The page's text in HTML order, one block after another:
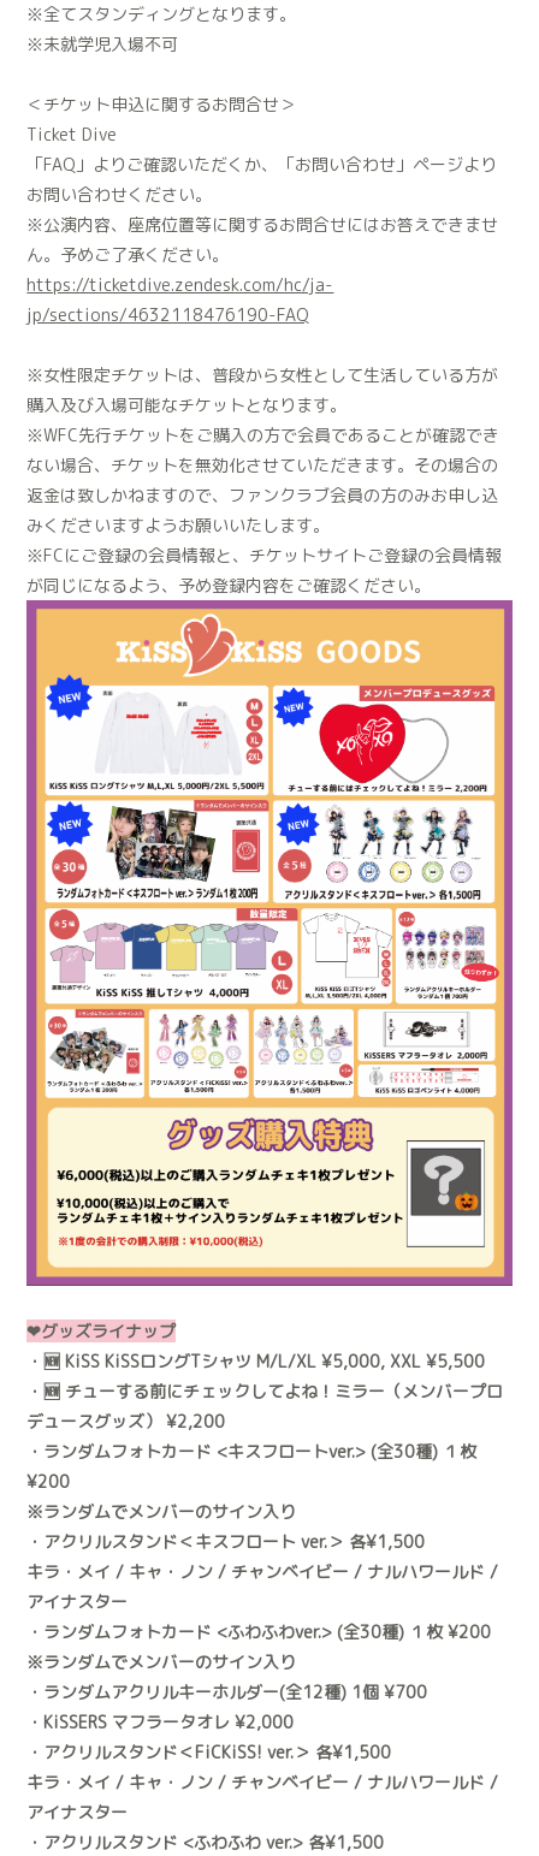
※全てスタンディングとなります。
※未就学児入場不可
＜チケット申込に関するお問合せ＞
Ticket Dive
「FAQ」よりご確認いただくか、「お問い合わせ」ページより
お問い合わせください。
※公演内容、座席位置等に関するお問合せにはお答えできませ
ん。予めご了承ください。
https://ticketdive.zendesk.com/hc/ja-
jp/sections/4632118476190-FAQ
※女性限定チケットは、普段から女性として生活している方が
購入及び入場可能なチケットとなります。
※WFC先行チケットをご購入の方で会員であることが確認でき
ない場合、チケットを無効化させていただきます。その場合の
返金は致しかねますので、ファンクラブ会員の方のみお申し込
みくださいますようお願いいたします。
※FCにご登録の会員情報と、チケットサイトご登録の会員情報
が同じになるよう、予め登録内容をご確認ください。
❤︎グッズライナップ
・🆕 KiSS KiSSロングTシャツ M/L/XL ¥5,000, XXL ¥5,500
・🆕 チューする前にチェックしてよね！ミラー（メンバープロ
デュースグッズ） ¥2,200
・ランダムフォトカード <キスフロートver.> (全30種) １枚
¥200
※ランダムでメンバーのサイン入り
・アクリルスタンド＜キスフロート ver.＞ 各¥1,500
キラ・メイ / キャ・ノン / チャンベイビー / ナルハワールド /
アイナスター
・ランダムフォトカード <ふわふわver.> (全30種) １枚 ¥200
※ランダムでメンバーのサイン入り
・ランダムアクリルキーホルダー(全12種) 1個 ¥700
・KiSSERS マフラータオレ ¥2,000
・アクリルスタンド＜FiCKiSS! ver.＞ 各¥1,500
キラ・メイ / キャ・ノン / チャンベイビー / ナルハワールド /
アイナスター
・アクリルスタンド <ふわふわ ver.> 各¥1,500